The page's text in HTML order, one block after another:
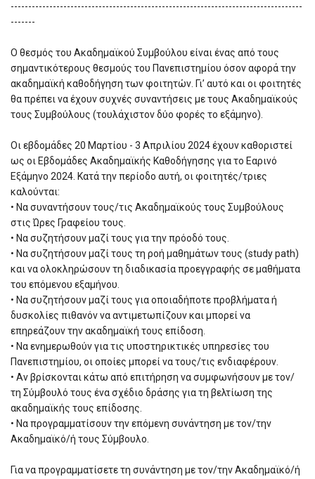
-----------------------------------------------------------------------------------
-------
Ο θεσμός του Ακαδημαϊκού Συμβούλου είναι ένας από τους
σημαντικότερους θεσμούς του Πανεπιστημίου όσον αφορά την
ακαδημαϊκή καθοδήγηση των φοιτητών. Γι’ αυτό και οι φοιτητές
θα πρέπει να έχουν συχνές συναντήσεις με τους Ακαδημαϊκούς
τους Συμβούλους (τουλάχιστον δύο φορές το εξάμηνο).
Οι εβδομάδες 20 Μαρτίου - 3 Απριλίου 2024 έχουν καθοριστεί
ως οι Εβδομάδες Ακαδημαϊκής Καθοδήγησης για το Εαρινό
Εξάμηνο 2024. Κατά την περίοδο αυτή, οι φοιτητές/τριες
καλούνται:
• Να συναντήσουν τους/τις Ακαδημαϊκούς τους Συμβούλους
στις Ώρες Γραφείου τους.
• Να συζητήσουν μαζί τους για την πρόοδό τους.
• Να συζητήσουν μαζί τους τη ροή μαθημάτων τους (study path)
και να ολοκληρώσουν τη διαδικασία προεγγραφής σε μαθήματα
του επόμενου εξαμήνου.
• Να συζητήσουν μαζί τους για οποιαδήποτε προβλήματα ή
δυσκολίες πιθανόν να αντιμετωπίζουν και μπορεί να
επηρεάζουν την ακαδημαϊκή τους επίδοση.
• Να ενημερωθούν για τις υποστηρικτικές υπηρεσίες του
Πανεπιστημίου, οι οποίες μπορεί να τους/τις ενδιαφέρουν.
• Αν βρίσκονται κάτω από επιτήρηση να συμφωνήσουν με τον/
τη Σύμβουλό τους ένα σχέδιο δράσης για τη βελτίωση της
ακαδημαϊκής τους επίδοσης.
• Να προγραμματίσουν την επόμενη συνάντηση με τον/την
Ακαδημαϊκό/ή τους Σύμβουλο.
Για να προγραμματίσετε τη συνάντηση με τον/την Ακαδημαϊκό/ή